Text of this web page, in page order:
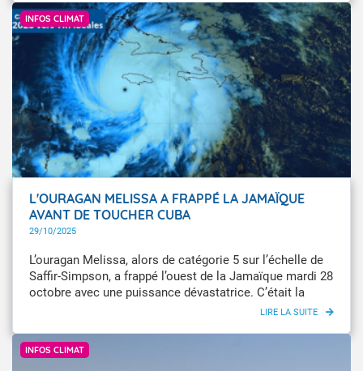
son apparition jusqu'en plaine le week-end du 22 et 23
novembre.
INFOS CLIMAT
Météo-France
L'OURAGAN MELISSA A FRAPPÉ LA JAMAÏQUE
AVANT DE TOUCHER CUBA
29/10/2025
L’ouragan Melissa, alors de catégorie 5 sur l’échelle de
Saffir-Simpson, a frappé l’ouest de la Jamaïque mardi 28
octobre avec une puissance dévastatrice. C’était la
première fois qu’un ouragan d’une telle violence touche
il a pris la direction de Cuba en repassant en catégorie
4. Il reste néanmoins l’un des ouragans les plus
INFOS CLIMAT
@romèze01 via @Infoclimat